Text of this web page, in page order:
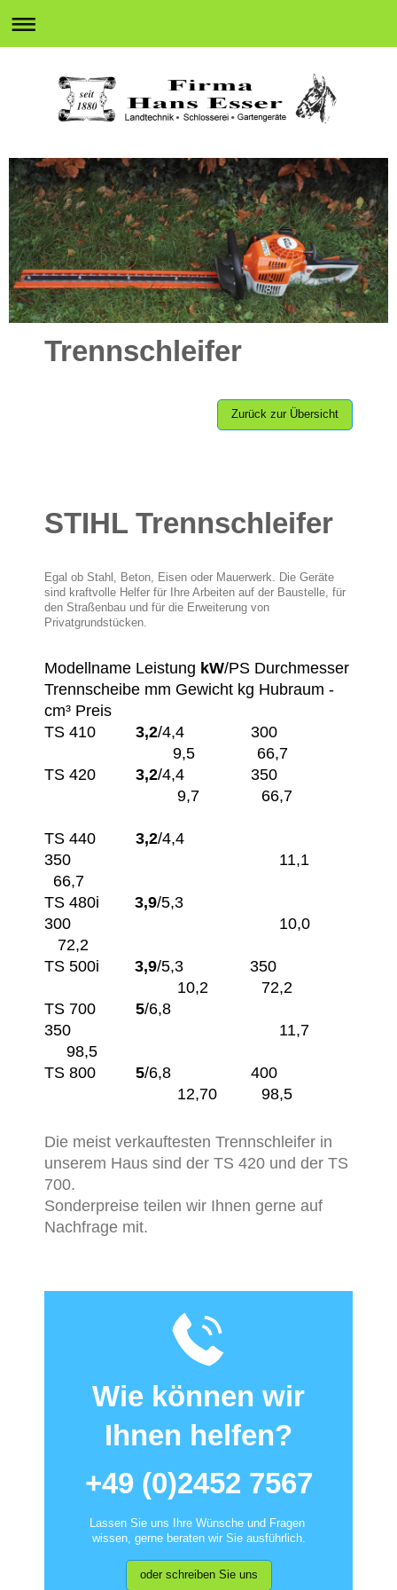
Trennschleifer
Zurück zur Übersicht
STIHL Trennschleifer
Egal ob Stahl, Beton, Eisen oder Mauerwerk. Die Geräte
sind kraftvolle Helfer für Ihre Arbeiten auf der Baustelle, für
den Straßenbau und für die Erweiterung von
Privatgrundstücken.
Modellname Leistung ­ kW/PS Durchmesser
Trennscheibe ­mm Gewicht ­kg Hubraum ­
cm³ Preis
TS 410 3,2/4,4 300
9,5 66,7
TS 420
3,2/4,4 350
9,7 66,7
TS 440 3,2/4,4
350 11,1
66,7
TS 480i
3,9/5,3
300 10,0
72,2
TS 500i
3,9/5,3
350
10,2 72,2
TS 700 5/6,8
350 11,7
98,5
TS 800 5/6,8 400
12,70 98,5
Die meist verkauftesten Trennschleifer in
unserem Haus sind der TS 420 und der TS
700.
Sonderpreise teilen wir Ihnen gerne auf
Nachfrage mit.
Wie können wir
Ihnen helfen?
+49 (0)2452 7567
Lassen Sie uns Ihre Wünsche und Fragen
wissen, gerne beraten wir Sie ausführlich.
oder schreiben Sie uns